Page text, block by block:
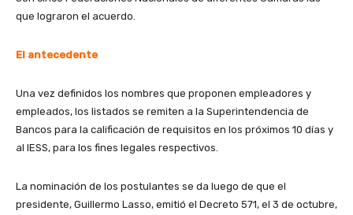
que lograron el acuerdo.
El antecedente
Una vez definidos los nombres que proponen empleadores y
empleados, los listados se remiten a la Superintendencia de
Bancos para la calificación de requisitos en los próximos 10 días y
al IESS, para los fines legales respectivos.
La nominación de los postulantes se da luego de que el
presidente, Guillermo Lasso, emitió el Decreto 571, el 3 de octubre,